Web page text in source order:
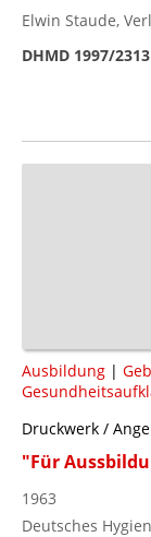
Elwin Staude,
DHMD 1997/2313
Ausbildung |
Druckwerk /
"Für
1963
Deutsches